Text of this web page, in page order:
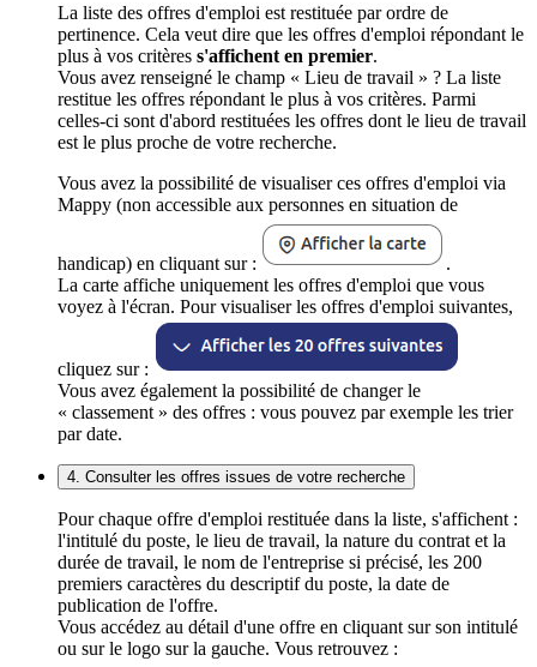
La liste des offres d'emploi est restituée par ordre de
pertinence. Cela veut dire que les offres d'emploi répondant le
plus à vos critères s'affichent en premier.
Vous avez renseigné le champ « Lieu de travail » ? La liste
restitue les offres répondant le plus à vos critères. Parmi
celles-ci sont d'abord restituées les offres dont le lieu de travail
est le plus proche de votre recherche.
Vous avez la possibilité de visualiser ces offres d'emploi via
Mappy (non accessible aux personnes en situation de
handicap) en cliquant sur :
.
La carte affiche uniquement les offres d'emploi que vous
voyez à l'écran. Pour visualiser les offres d'emploi suivantes,
cliquez sur :
Vous avez également la possibilité de changer le
« classement » des offres : vous pouvez par exemple les trier
par date.
4. Consulter les offres issues de votre recherche
Pour chaque offre d'emploi restituée dans la liste, s'affichent :
l'intitulé du poste, le lieu de travail, la nature du contrat et la
durée de travail, le nom de l'entreprise si précisé, les 200
premiers caractères du descriptif du poste, la date de
publication de l'offre.
Vous accédez au détail d'une offre en cliquant sur son intitulé
ou sur le logo sur la gauche. Vous retrouvez :